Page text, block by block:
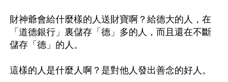
財神爺會給什麼樣的人送財寶啊？給德大的人，在
「道德銀行」裏儲存「德」多的人，而且還在不斷
儲存「德」的人。
這樣的人是什麼人啊？是對他人發出善念的好人。